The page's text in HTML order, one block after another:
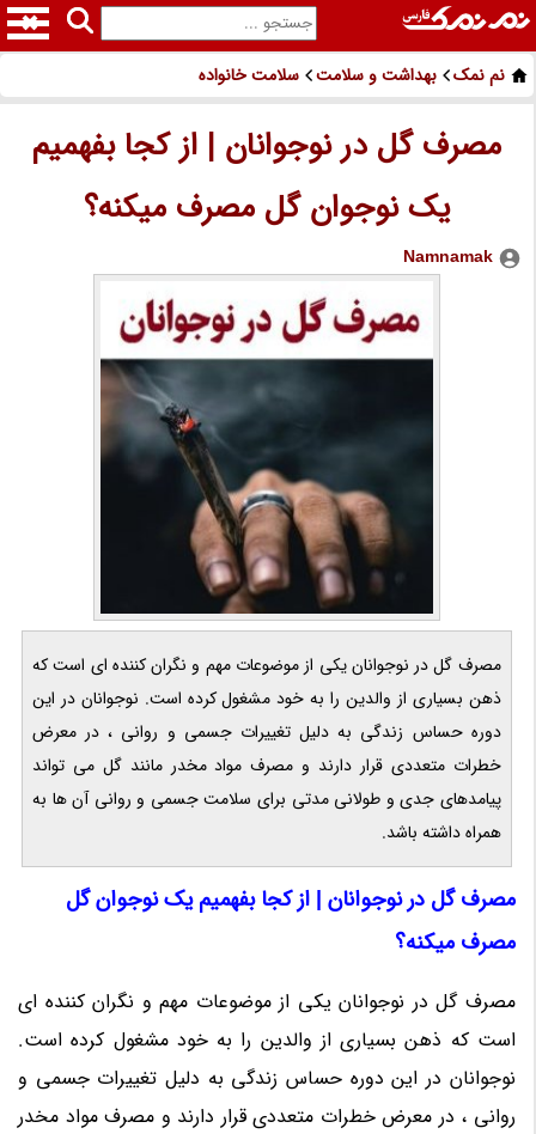
نم نمک بهداشت و سلامت سلامت خانواده
مصرف گل در نوجوانان | از کجا بفهمیم
یک نوجوان گل مصرف میکنه؟
Namnamak
مصرف گل در نوجوانان یکی از موضوعات مهم و نگران کننده ای است که
ذهن بسیاری از والدین را به خود مشغول کرده است. نوجوانان در این
دوره حساس زندگی به دلیل تغییرات جسمی و روانی ، در معرض
خطرات متعددی قرار دارند و مصرف مواد مخدر مانند گل می تواند
پیامدهای جدی و طولانی مدتی برای سلامت جسمی و روانی آن ها به
همراه داشته باشد.
مصرف گل در نوجوانان | از کجا بفهمیم یک نوجوان گل
مصرف میکنه؟
مصرف گل در نوجوانان یکی از موضوعات مهم و نگران کننده ای
است که ذهن بسیاری از والدین را به خود مشغول کرده است.
نوجوانان در این دوره حساس زندگی به دلیل تغییرات جسمی و
روانی ، در معرض خطرات متعددی قرار دارند و مصرف مواد مخدر